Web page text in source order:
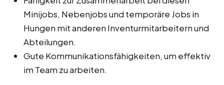
Minijobs, Nebenjobs und temporäre Jobs in
Hungen mit anderen Inventurmitarbeitern und
Abteilungen.
Gute Kommunikationsfähigkeiten, um effektiv
im Team zu arbeiten.